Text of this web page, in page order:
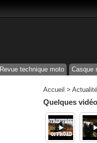
Revue technique moto Casque
Accueil >
Quelques